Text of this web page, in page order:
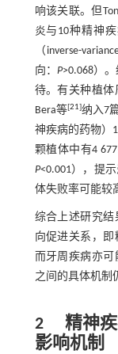
响该关联。但
炎与10种精神
（inverse-
向： P>0.068）
待。有关种植体
Bera等[21]纳入7
神疾病的药物）
颗植体中有4 677
P<0.001），提
体失败率可能较
综合上述研究
向促进关系，即
而牙周疾病亦
之间的具体机制
2精神疾
影响机制